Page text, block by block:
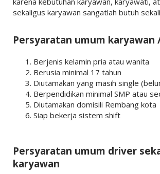
sekaligus karyawan sangatlah butuh
Persyaratan umum karyawan
Berjenis kelamin pria atau wanita
Berusia minimal 17 tahun
Diutamakan yang masih single
Berpendidikan minimal SMP atau
Diutamakan domisili Rembang kota
Siap bekerja sistem shift
Persyaratan umum driver
karyawan